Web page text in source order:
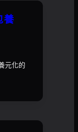
養
元化的